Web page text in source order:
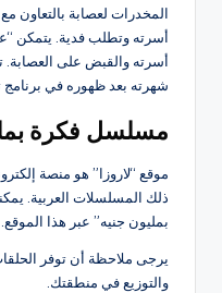
المخدرات لعصابة بالتعاون
أسرته وتطلب فدية. يتمكن
أسرته والقبض على العصابة.
شهرته بعد ظهوره في برنامج
مسلسل فكرة
موقع “لاروزا” هو منصة
ذلك المسلسلات العربية.
بمليون جنيه” عبر هذا الموقع.
يرجى ملاحظة أن توفر
والتوزيع في منطقتك.